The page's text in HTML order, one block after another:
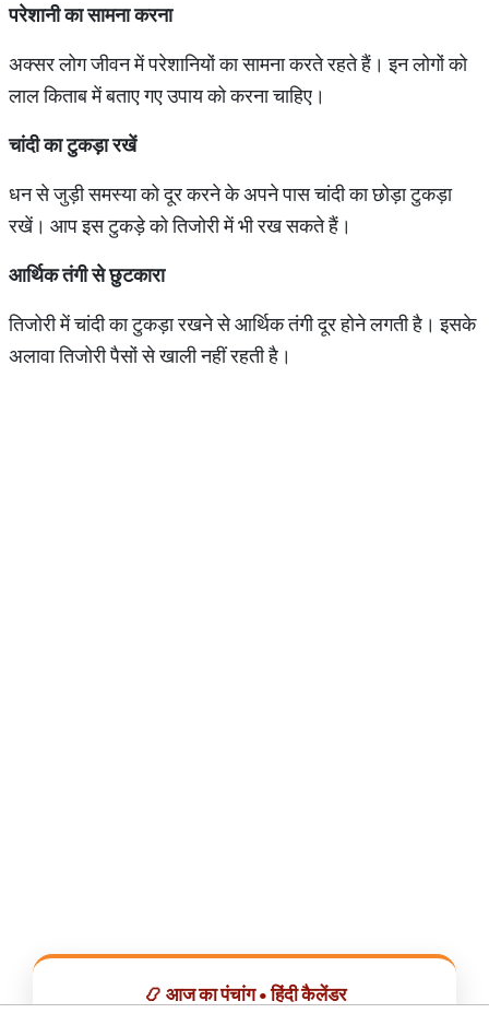
परेशानी का सामना करना
अक्सर लोग जीवन में परेशानियों का सामना करते रहते हैं। इन लोगों को
लाल किताब में बताए गए उपाय को करना चाहिए।
चांदी का टुकड़ा रखें
धन से जुड़ी समस्या को दूर करने के अपने पास चांदी का छोड़ा टुकड़ा
रखें। आप इस टुकड़े को तिजोरी में भी रख सकते हैं।
आर्थिक तंगी से छुटकारा
तिजोरी में चांदी का टुकड़ा रखने से आर्थिक तंगी दूर होने लगती है। इसके
अलावा तिजोरी पैसों से खाली नहीं रहती है।
📿 आज का पंचांग • हिंदी कैलेंडर